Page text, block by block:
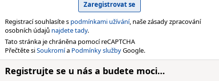
Registrací souhlasíte s podmínkami užívání, naše zásady zpracování
osobních údajů najdete tady.
Tato stránka je chráněna pomocí reCAPTCHA
Přečtěte siSoukromía Podmínky službyGoogle.
Registrujte se u nás a budete moci…